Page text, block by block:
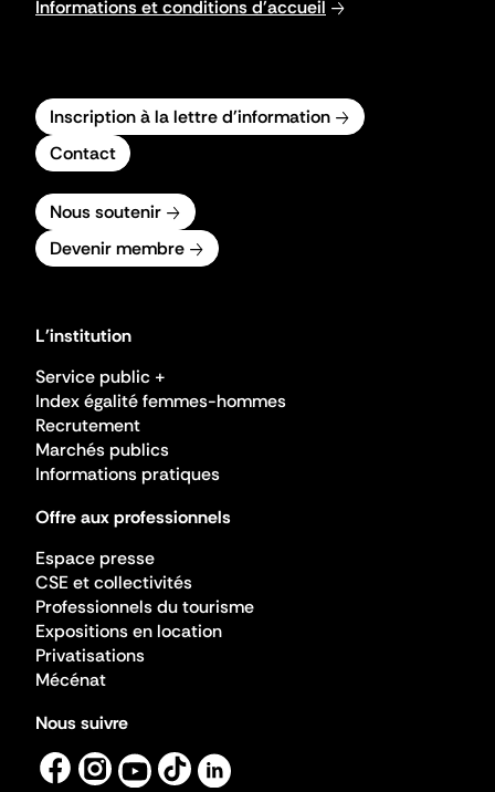
Informations et conditions d'accueil
Inscription à la lettre d'information
Contact
Nous soutenir
Devenir membre
L'institution
Service public +
Index égalité femmes-hommes
Recrutement
Marchés publics
Informations pratiques
Offre aux professionnels
Espace presse
CSE et collectivités
Professionnels du tourisme
Expositions en location
Privatisations
Mécénat
Nous suivre